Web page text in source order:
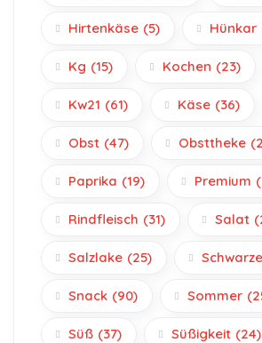
Hirtenkäse (5) Hünkar
Kg (15) Kochen (23)
Kw21 (61) Käse (36)
Obst (47) Obsttheke
Paprika (19) Premium
Rindfleisch (31) Salat
Salzlake (25)
Snack (90) Sommer
Süß (37) Süßigkeit (24)